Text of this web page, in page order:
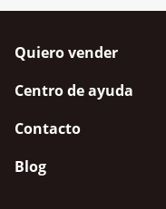
Quiero vender
Centro de ayuda
Contacto
Blog